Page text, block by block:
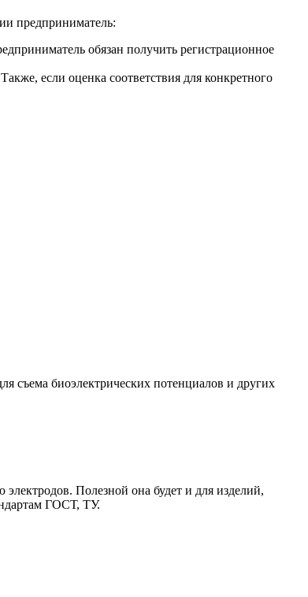
предприниматель:
обязан получить регистрационное
если оценка соответствия для конкретного
съема биоэлектрических потенциалов и других
Полезной она будет и для изделий,
ГОСТ, ТУ.